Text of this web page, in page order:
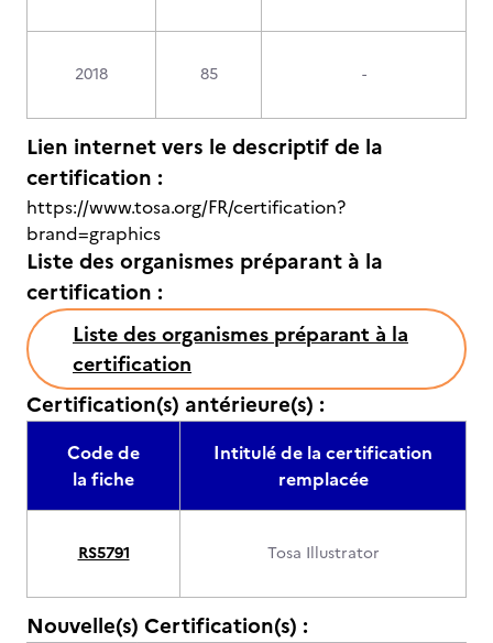
2018 85 -
Lien internet vers le descriptif de la
certification :
https://www.tosa.org/FR/certification?
brand=graphics
Liste des organismes préparant à la
certification :
Liste des organismes préparant à la
certification
Certification(s) antérieure(s) :
Code de
la fiche
Intitulé de la certification
remplacée
RS5791 Tosa Illustrator
Nouvelle(s) Certification(s) :